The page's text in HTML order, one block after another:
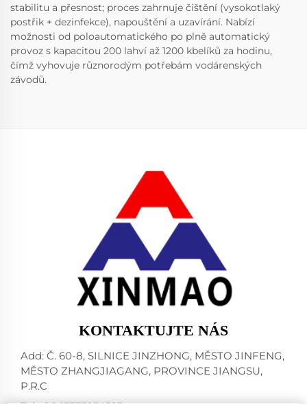
stabilitu a přesnost; proces zahrnuje čištění (vysokotlaký
postřik + dezinfekce), napouštění a uzavírání. Nabízí
možnosti od poloautomatického po plně automatický
provoz s kapacitou 200 lahví až 1200 kbelíků za hodinu,
čímž vyhovuje různorodým potřebám vodárenských
závodů.
KONTAKTUJTE NÁS
Add: Č. 60-8, SILNICE JINZHONG, MĚSTO JINFENG,
MĚSTO ZHANGJIAGANG, PROVINCE JIANGSU,
P.R.C